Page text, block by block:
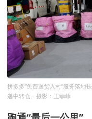
拼多多“免费送货入村”服务落地
递中转仓。摄影：王菲菲